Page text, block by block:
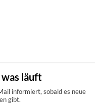
läuft
informiert, sobald es neue
gibt.